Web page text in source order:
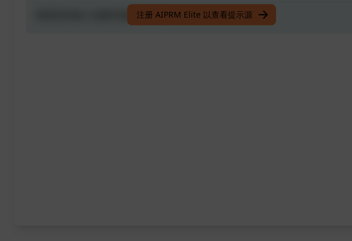
根据您的输入创建有趣的T恤语录。注册 AIPRM Elite 以查看提示源